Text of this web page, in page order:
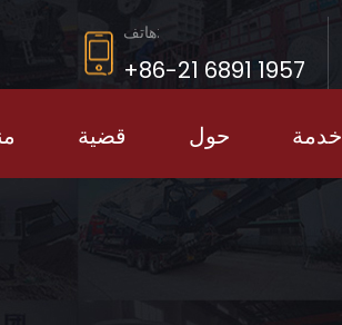
هاتف:
+86-21 6891 1957
قضية حول خدمة